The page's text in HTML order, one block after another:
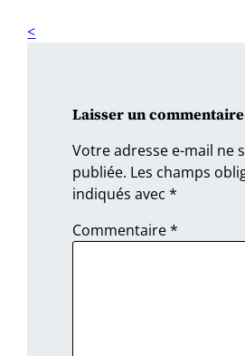
Laisser un commentaire
Votre adresse e-mail ne
publiée. Les champs
indiqués avec*
Commentaire*